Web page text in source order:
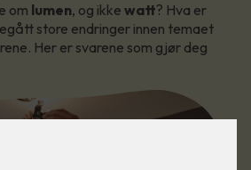
om lumen, og ikke watt? Hva er
store endringer innen temaet
Her er svarene som gjør deg